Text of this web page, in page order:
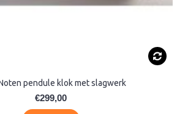
pendule klok met slagwerk
€299,00